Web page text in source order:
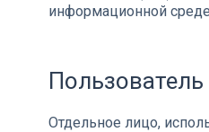
информационной
Пользователь
Отдельное лицо,